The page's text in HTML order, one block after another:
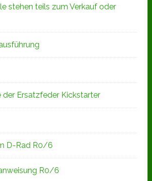
stehen teils zum Verkauf oder
der Ersatzfeder Kickstarter
D-Rad R0/6
R0/6